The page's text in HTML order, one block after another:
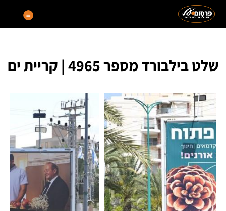
שלט בילבורד מספר 4965 | קריית ים